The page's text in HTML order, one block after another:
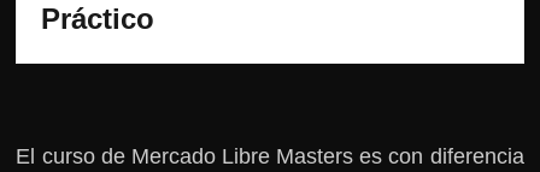
Práctico
El curso de Mercado Libre Masters es con diferencia